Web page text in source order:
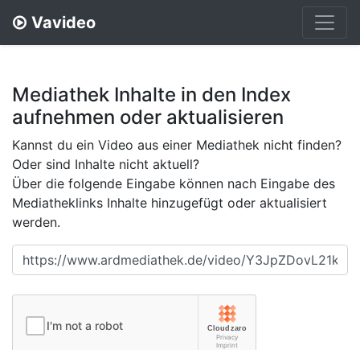
Vavideo
Mediathek Inhalte in den Index
aufnehmen oder aktualisieren
Kannst du ein Video aus einer Mediathek nicht finden?
Oder sind Inhalte nicht aktuell?
Über die folgende Eingabe können nach Eingabe des
Mediatheklinks Inhalte hinzugefügt oder aktualisiert
werden.